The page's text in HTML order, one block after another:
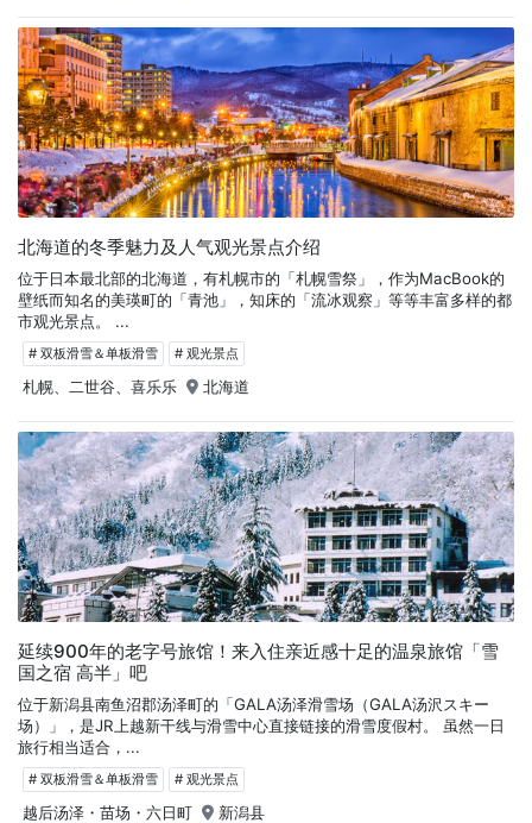
北海道的冬季魅力及人气观光景点介绍
位于日本最北部的北海道，有札幌市的「札幌雪祭」，作为MacBook的
壁纸而知名的美瑛町的「青池」，知床的「流冰观察」等等丰富多样的都
市观光景点。 ...
# 双板滑雪＆单板滑雪 # 观光景点
札幌、二世谷、喜乐乐 北海道
延续900年的老字号旅馆！来入住亲近感十足的温泉旅馆「雪
国之宿 高半」吧
位于新潟县南鱼沼郡汤泽町的「GALA汤泽滑雪场（GALA汤沢スキー
场）」，是JR上越新干线与滑雪中心直接链接的滑雪度假村。 虽然一日
旅行相当适合，...
# 双板滑雪＆单板滑雪 # 观光景点
越后汤泽・苗场・六日町 新潟县